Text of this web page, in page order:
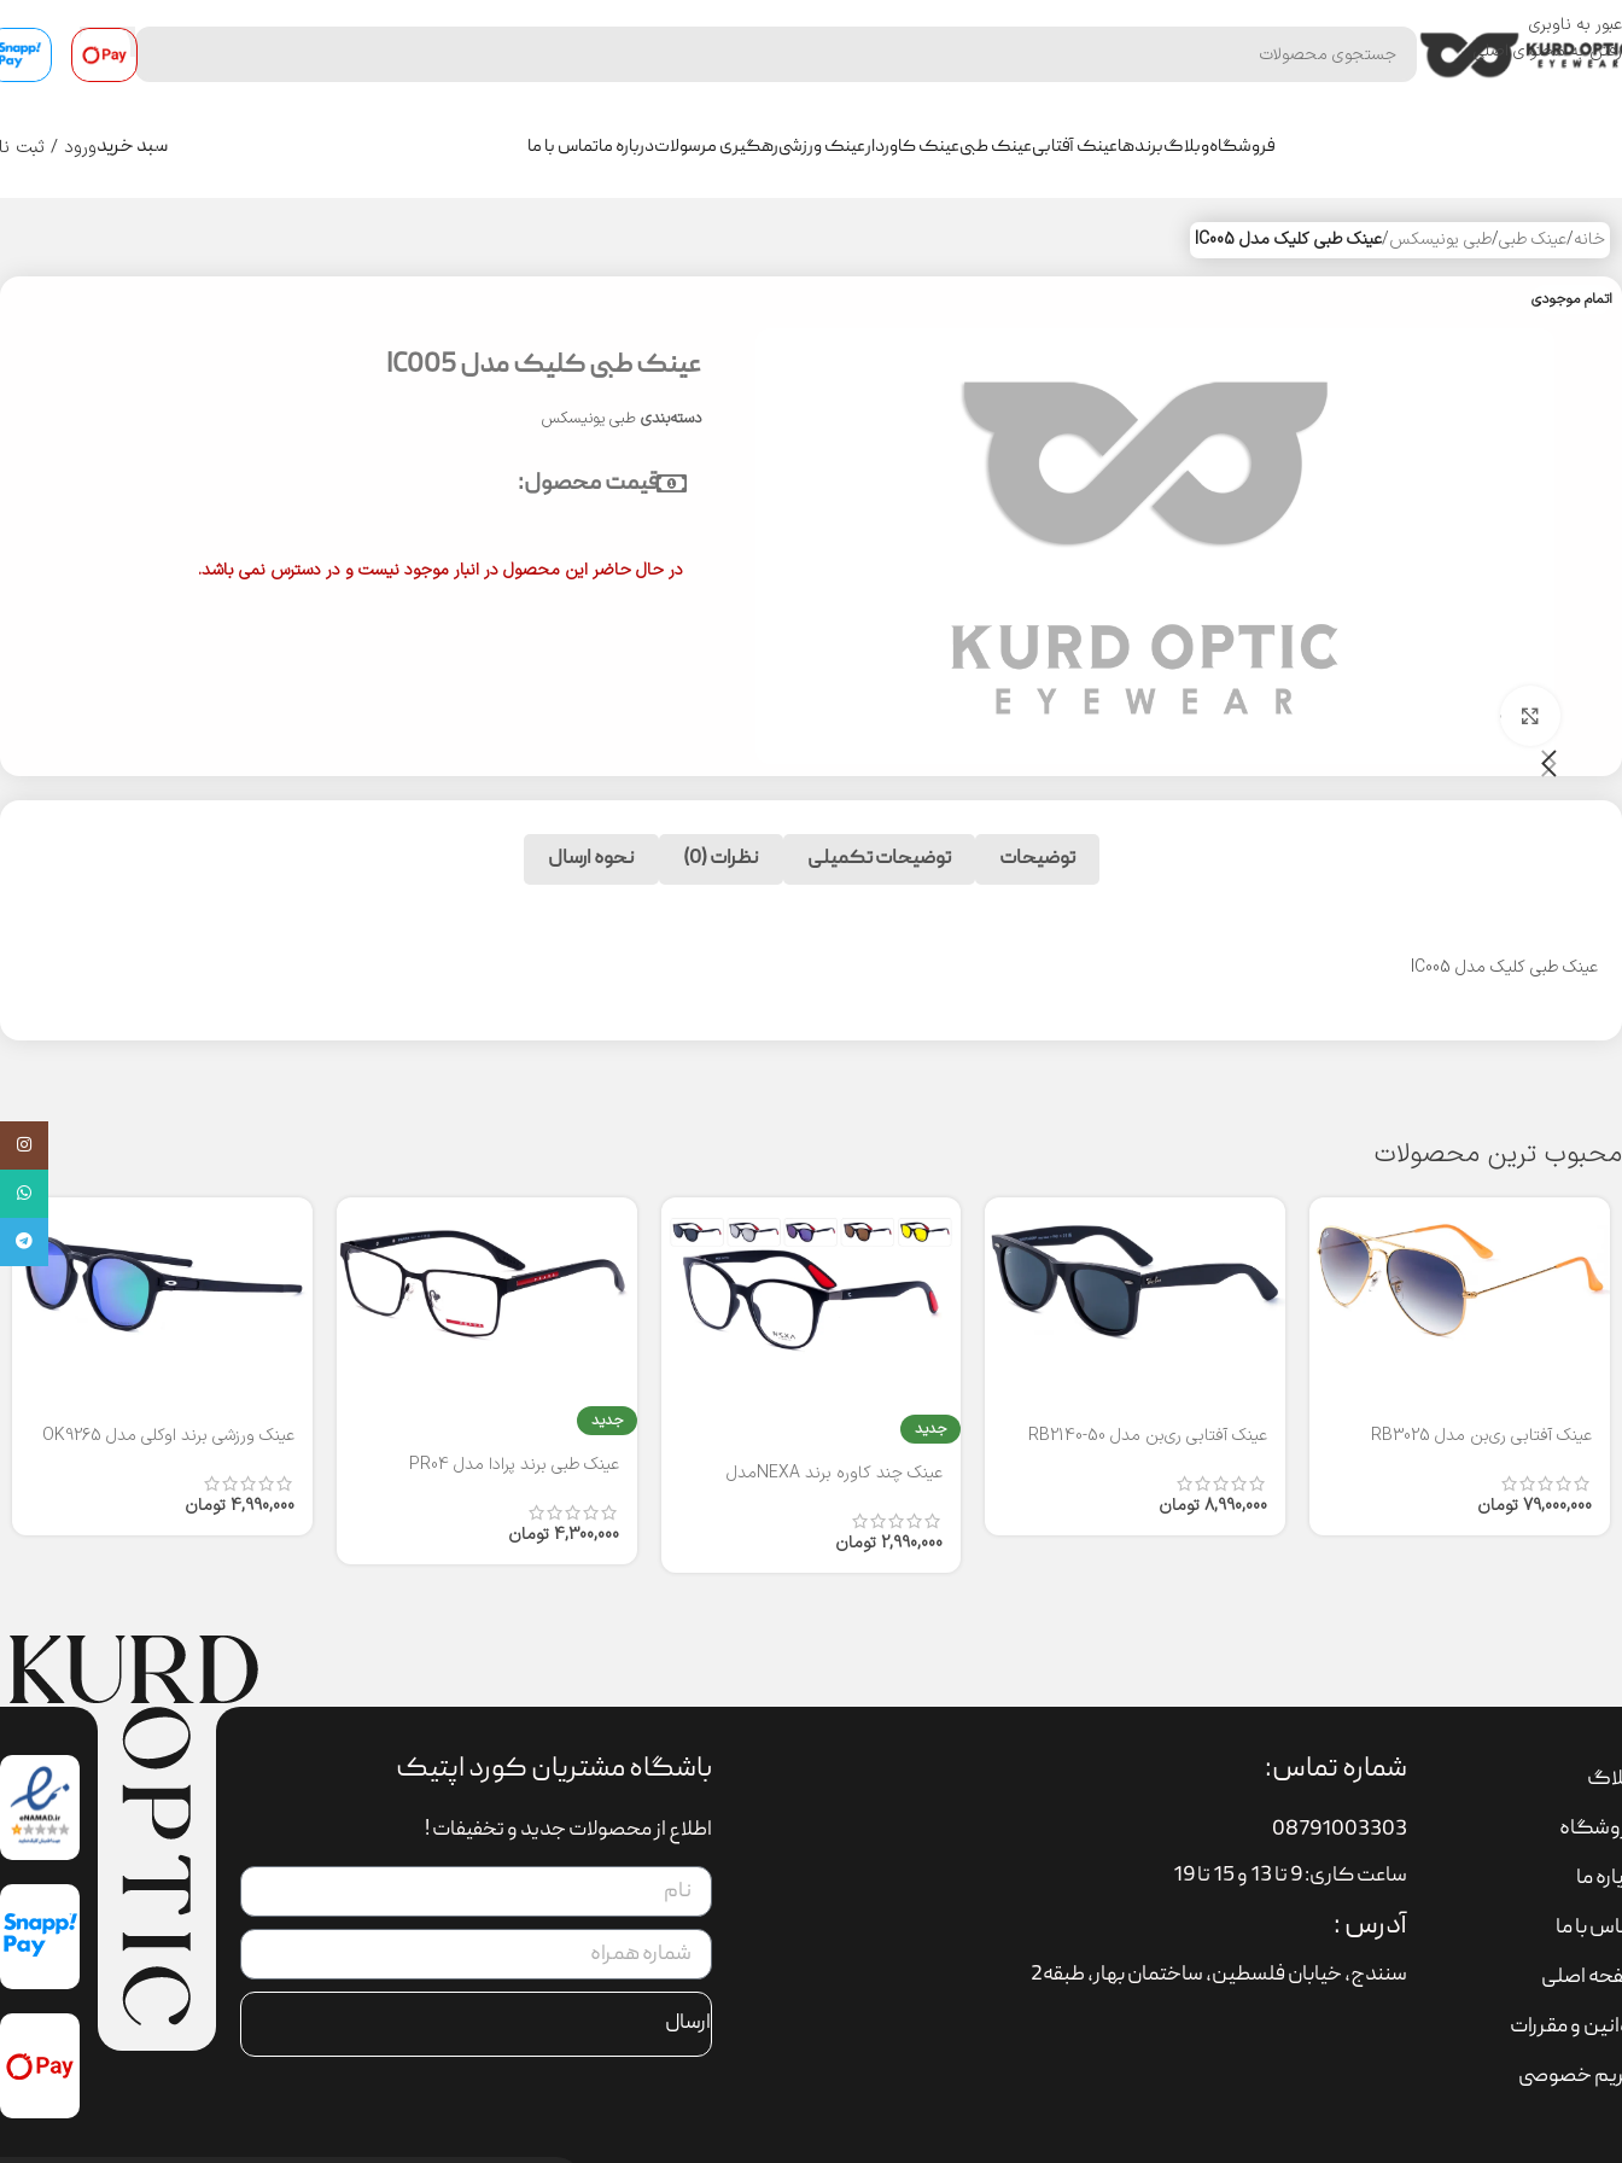
عبور به ناوبری
رفتن به محتوای اصلی
فروشگاهوبلاگبرندهاعینک آفتابیعینک طبیعینک کاوردارعینک ورزشیرهگیری مرسولاتدرباره ماتماس با ما 0
سبد خریدورود / ثبت
خانه/عینک طبی/طبی یونیسکس/عینک طبی کلیک مدل IC005
اتمام موجودی
عینک طبی کلیک مدل IC005
دسته‌بندی طبی یونیسکس
قیمت محصول:
در حال حاضر این محصول در انبار موجود نیست و در دسترس نمی باشد.
توضیحات توضیحات تکمیلی نظرات (0) نحوه ارسال
عینک طبی کلیک مدل IC005
محبوب ترین محصولات
عینک آفتابی ری‌بن مدل RB3025
79,000,000تومان
عینک آفتابی ری‌بن مدل RB2140-50
8,990,000 تومان
جدید
عینک چند کاوره برند NEXAمدل
2,990,000 تومان
جدید
عینک طبی برند پرادا مدل PR04
4,300,000 تومان
عینک ورزشی برند اوکلی مدل OK9265
4,990,000 تومان
ما
با ما
اصلی
و مقررات
خصوصی
شماره تماس:
08791003303
ساعت کاری: 9 تا 13 و 15 تا 19
آدرس :
سنندج، خیابان فلسطین،‌ ساختمان بهار، طبقه2
باشگاه مشتریان کورد اپتیک
اطلاع از محصولات جدید و تخفیفات !
ارسال
واتساپ
تلگرام